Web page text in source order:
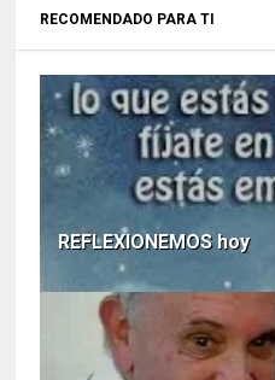
RECOMENDADO PARA TI
REFLEXIONEMOS hoy